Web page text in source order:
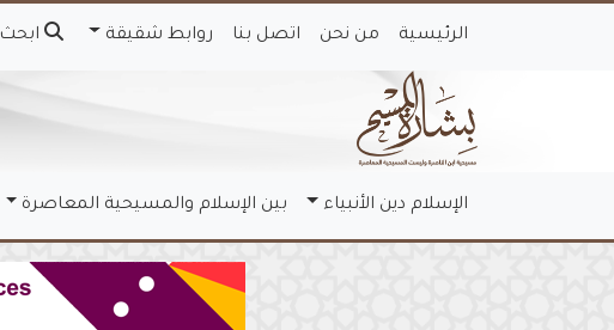
الرئيسية من نحن اتصل بنا روابط شقيقة ابحث
الإسلام دين الأنبياء بين الإسلام والمسيحية المعاصرة